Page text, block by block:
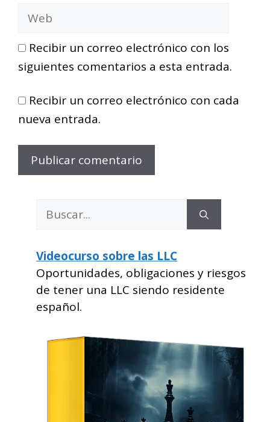
Web
Recibir un correo electrónico con los
siguientes comentarios a esta entrada.
Recibir un correo electrónico con cada
nueva entrada.
Buscar:
Videocurso sobre las LLC
Oportunidades, obligaciones y riesgos
de tener una LLC siendo residente
español.